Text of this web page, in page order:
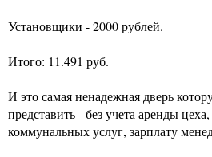
Установщики - 2000 рублей.
Итого: 11.491 руб.
И это самая ненадежная дверь
представить - без учета аренды
коммунальных услуг, зарплату